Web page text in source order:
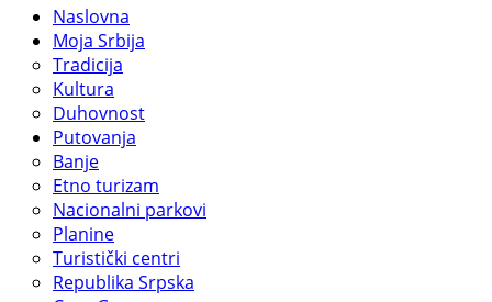
Naslovna
Moja Srbija
Tradicija
Kultura
Duhovnost
Putovanja
Banje
Etno turizam
Nacionalni parkovi
Planine
Turistički centri
Republika Srpska